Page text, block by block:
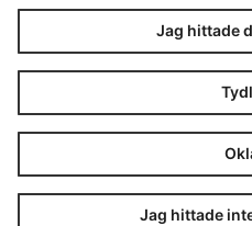
Jag hittade
Jag hittade